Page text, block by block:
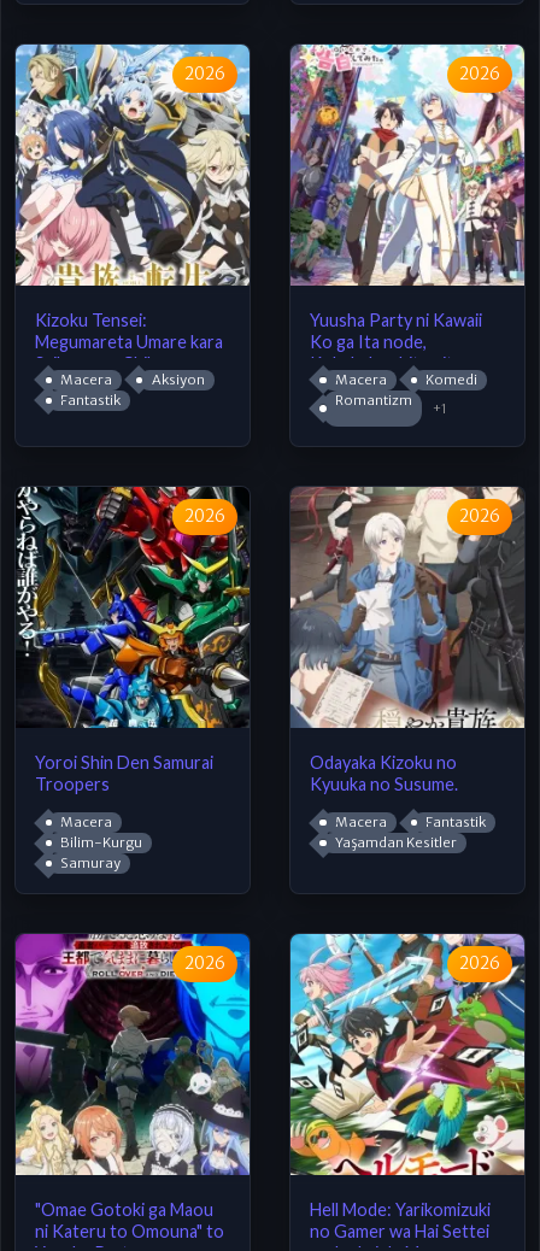
2026
Kizoku Tensei:
Megumareta Umare kara
Saikyou no Chikara wo
EruMacera
Aksiyon
Fantastik
2026
Yuusha Party ni Kawaii
Ko ga Ita node,
Kokuhaku shitemita.
Macera
Komedi
Romantizm
+1
2026
Yoroi Shin Den Samurai
Troopers
Macera
Bilim-Kurgu
Samuray
2026
Odayaka Kizoku no
Kyuuka no Susume.
Macera
Fantastik
Yaşamdan Kesitler
2026
"Omae Gotoki ga Maou
ni Kateru to Omouna" to
2026
Hell Mode: Yarikomizuki
no Gamer wa Hai Settei